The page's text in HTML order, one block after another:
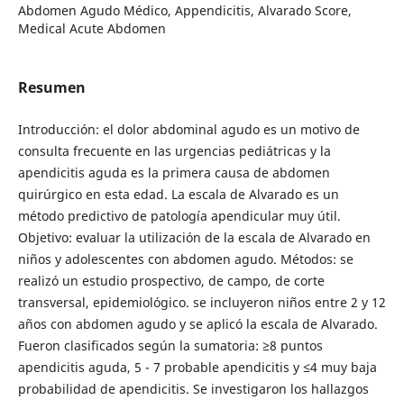
Abdomen Agudo Médico, Appendicitis, Alvarado Score,
Medical Acute Abdomen
Resumen
Introducción: el dolor abdominal agudo es un motivo de
consulta frecuente en las urgencias pediátricas y la
apendicitis aguda es la primera causa de abdomen
quirúrgico en esta edad. La escala de Alvarado es un
método predictivo de patología apendicular muy útil.
Objetivo: evaluar la utilización de la escala de Alvarado en
niños y adolescentes con abdomen agudo. Métodos: se
realizó un estudio prospectivo, de campo, de corte
transversal, epidemiológico. se incluyeron niños entre 2 y 12
años con abdomen agudo y se aplicó la escala de Alvarado.
Fueron clasificados según la sumatoria: ≥8 puntos
apendicitis aguda, 5 - 7 probable apendicitis y ≤4 muy baja
probabilidad de apendicitis. Se investigaron los hallazgos